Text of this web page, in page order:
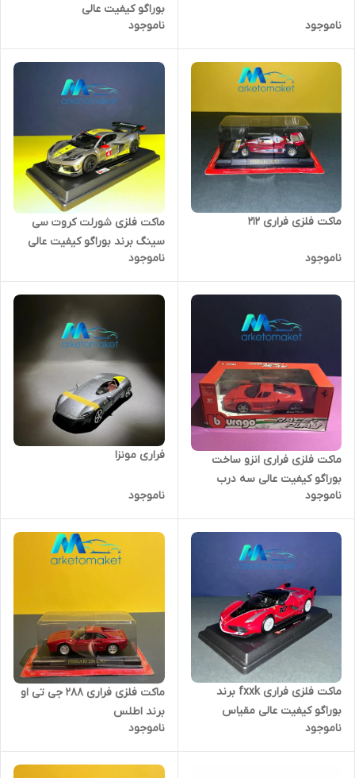
ناموجود
بوراگو کیفیت عالی
ناموجود
ماکت فلزی فراری ۲۱۲
ناموجود
ماکت فلزی شورلت کروت سی
سینگ برند بوراگو کیفیت عالی
ناموجود
ماکت فلزی فراری انزو ساخت
بوراگو کیفیت عالی سه درب
ناموجود
فراری مونزا
ناموجود
ماکت فلزی فراری fxxk برند
بوراگو کیفیت عالی مقیاس
۱/۲۴.کمیاب.
ناموجود
ماکت فلزی فراری ۲۸۸ جی تی او
برند اطلس
ناموجود